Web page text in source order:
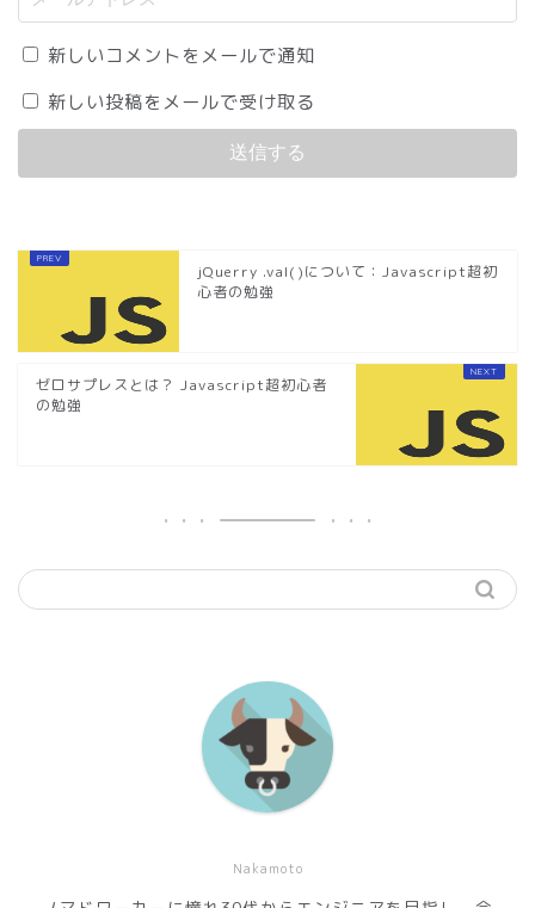
新しいコメントをメールで通知
新しい投稿をメールで受け取る
jQuerry .val()について：Javascript超初
心者の勉強
ゼロサプレスとは？ Javascript超初心者
の勉強
Nakamoto